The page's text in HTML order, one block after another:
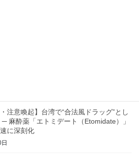
・注意喚起】台湾で“合法風ドラッグ”とし
麻酔薬「エトミデート（Etomidate）」
に深刻化